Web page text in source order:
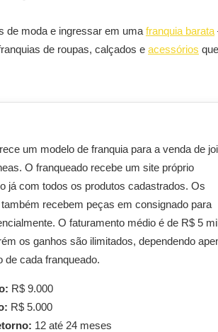
de moda e ingressar em uma franquia barata
de roupas, calçados e acessórios que
um modelo de franquia para a venda de
O franqueado recebe um site próprio
já com todos os produtos cadastrados. Os
recebem peças em consignado para
O faturamento médio é de R$ 5
os ganhos são ilimitados, dependendo
de cada franqueado.
R$ 9.000
R$ 5.000
12 até 24 meses